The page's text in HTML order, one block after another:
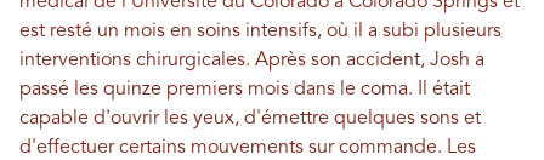
est resté un mois en soins intensifs, où il a subi plusieurs
interventions chirurgicales. Après son accident, Josh a
passé les quinze premiers mois dans le coma. Il était
capable d'ouvrir les yeux, d'émettre quelques sons et
d'effectuer certains mouvements sur commande. Les